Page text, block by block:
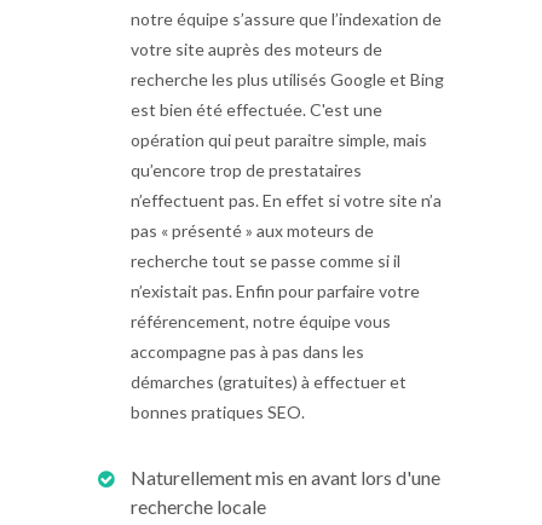
notre équipe s’assure que l’indexation de
votre site auprès des moteurs de
recherche les plus utilisés Google et Bing
est bien été effectuée. C'est une
opération qui peut paraitre simple, mais
qu’encore trop de prestataires
n’effectuent pas. En effet si votre site n’a
pas « présenté » aux moteurs de
recherche tout se passe comme si il
n’existait pas. Enfin pour parfaire votre
référencement, notre équipe vous
accompagne pas à pas dans les
démarches (gratuites) à effectuer et
bonnes pratiques SEO.
Naturellement mis en avant lors d'une
recherche locale